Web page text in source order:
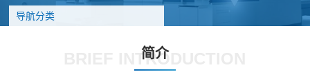
导航分类
简介
BRIEF INTRODUCTION